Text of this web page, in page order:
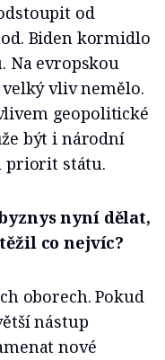
od
Biden kormidlo
Na evropskou
vliv nemělo.
geopolitické
být i národní
priorit státu.
nyní dělat,
co nejvíc?
oborech. Pokud
nástup
nové